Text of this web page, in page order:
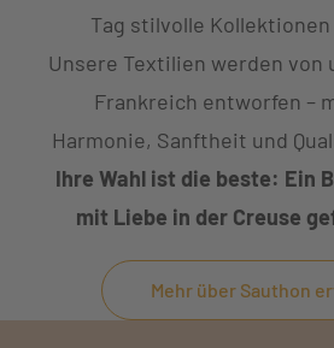
Tag stilvolle Kollektionen
Unsere Textilien werden von
Frankreich entworfen –
Harmonie, Sanftheit und
Ihre Wahl ist die beste: Ein
mit Liebe in der Creuse
Mehr über Sauthon